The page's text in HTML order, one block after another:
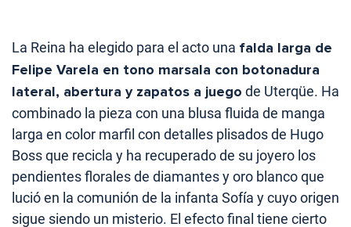
La Reina ha elegido para el acto una falda larga de
Felipe Varela en tono marsala con botonadura
lateral, abertura y zapatos a juego de Uterqüe. Ha
combinado la pieza con una blusa fluida de manga
larga en color marfil con detalles plisados de Hugo
Boss que recicla y ha recuperado de su joyero los
pendientes florales de diamantes y oro blanco que
lució en la comunión de la infanta Sofía y cuyo origen
sigue siendo un misterio. El efecto final tiene cierto